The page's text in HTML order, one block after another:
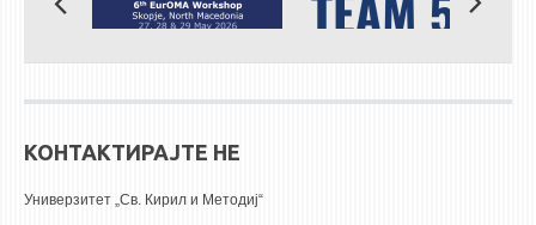
КОНТАКТИРАЈТЕ НЕ
Универзитет „Св. Кирил и Методиј“